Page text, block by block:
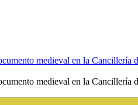
medieval en la Cancillería
medieval en la Cancillería